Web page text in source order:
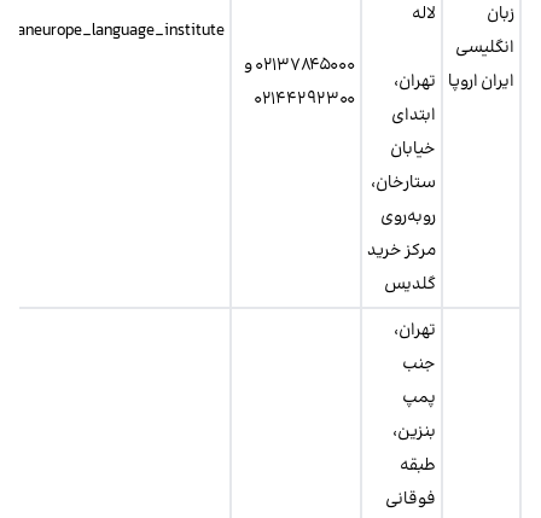
زبان
انگلیسی
ایران اروپا
لاله
تهران،
ابتدای
خیابان
ستارخان،
روبه‌روی
مرکز خرید
گلدیس
۰۲۱۳۷۸۴۵۰۰۰ و
۰۲۱۴۴۲۹۲۳۰۰
iraneurope_language_institute
تهران،
جنب
پمپ
بنزین،
طبقه
فوقانی